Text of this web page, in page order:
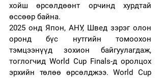
хойш өрсөлдөөнт орчинд хурдтай
өссөөр байна.
2025 онд Япон, АНУ, Швед зэрэг олон
оронд бүс нутгийн томоохон
тэмцээнүүд зохион байгуулагдаж,
тоглогчид World Cup Finals-д оролцох
эрхийн төлөө өрсөлджээ. World Cup